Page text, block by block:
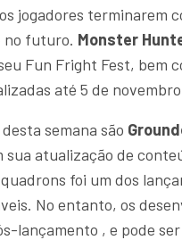
jogadores terminarem
no futuro. Monster
Fun Fright Fest, bem
até 5 de
semana são
sua atualização de
foi um dos
No entanto, os
lançamento , e pode